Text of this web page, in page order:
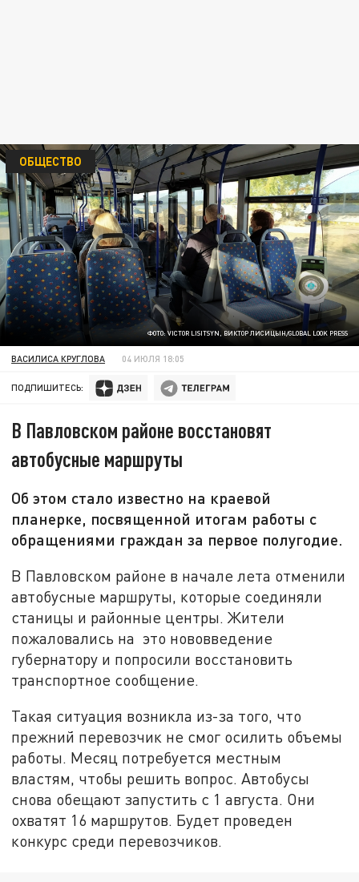
ФОТО: VICTOR LISITSYN, ВИКТОР ЛИСИЦЫН/GLOBAL LOOK PRESS
ОБЩЕСТВО
ВАСИЛИСА КРУГЛОВА 04 ИЮЛЯ 18:05
ПОДПИШИТЕСЬ:
В Павловском районе восстановят
автобусные маршруты
Об этом стало известно на краевой
планерке, посвященной итогам работы с
обращениями граждан за первое полугодие.
В Павловском районе в начале лета отменили
автобусные маршруты, которые соединяли
станицы и районные центры. Жители
пожаловались на это нововведение
губернатору и попросили восстановить
транспортное сообщение.
Такая ситуация возникла из-за того, что
прежний перевозчик не смог осилить объемы
работы. Месяц потребуется местным
властям, чтобы решить вопрос. Автобусы
снова обещают запустить с 1 августа. Они
охватят 16 маршрутов. Будет проведен
конкурс среди перевозчиков.